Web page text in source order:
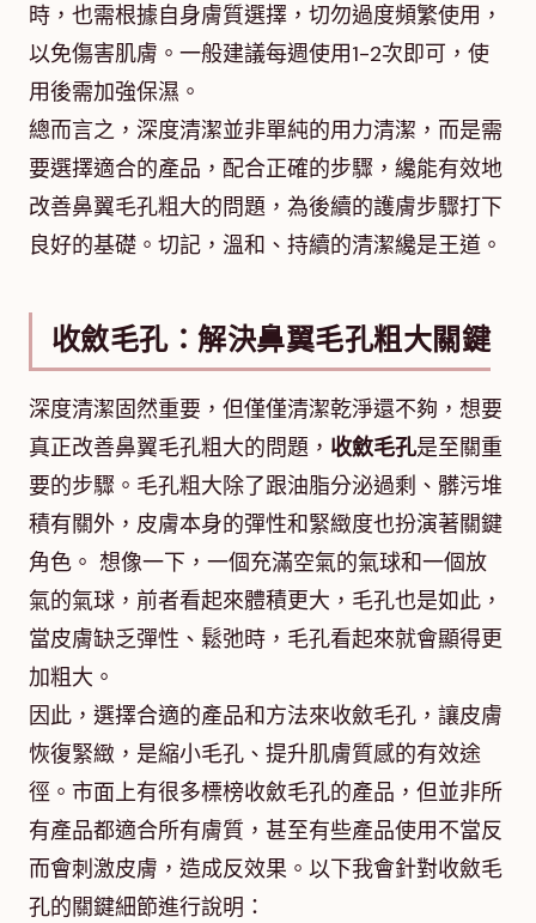
時，也需根據自身膚質選擇，切勿過度頻繁使用，
以免傷害肌膚。一般建議每週使用1-2次即可，使
用後需加強保濕。
總而言之，深度清潔並非單純的用力清潔，而是需
要選擇適合的產品，配合正確的步驟，纔能有效地
改善鼻翼毛孔粗大的問題，為後續的護膚步驟打下
良好的基礎。切記，溫和、持續的清潔纔是王道。
收斂毛孔：解決鼻翼毛孔粗大關鍵
深度清潔固然重要，但僅僅清潔乾淨還不夠，想要
真正改善鼻翼毛孔粗大的問題， 收斂毛孔是至關重
要的步驟。毛孔粗大除了跟油脂分泌過剩、髒污堆
積有關外，皮膚本身的彈性和緊緻度也扮演著關鍵
角色。 想像一下，一個充滿空氣的氣球和一個放
氣的氣球，前者看起來體積更大，毛孔也是如此，
當皮膚缺乏彈性、鬆弛時，毛孔看起來就會顯得更
加粗大。
因此，選擇合適的產品和方法來收斂毛孔，讓皮膚
恢復緊緻，是縮小毛孔、提升肌膚質感的有效途
徑。市面上有很多標榜收斂毛孔的產品，但並非所
有產品都適合所有膚質，甚至有些產品使用不當反
而會刺激皮膚，造成反效果。以下我會針對收斂毛
孔的關鍵細節進行說明：